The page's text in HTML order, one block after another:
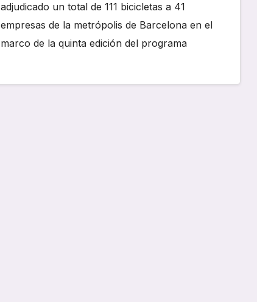
adjudicado un total de 111 bicicletas a 41
empresas de la metrópolis de Barcelona en el
marco de la quinta edición del programa